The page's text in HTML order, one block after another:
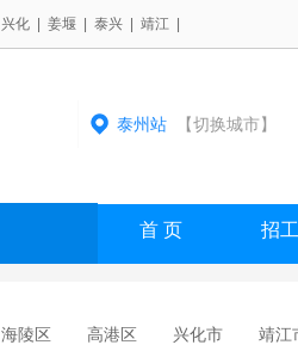
兴化 姜堰 泰兴 靖江
泰州站【切换城市】
首 页 招
海陵区 高港区 兴化市 靖江